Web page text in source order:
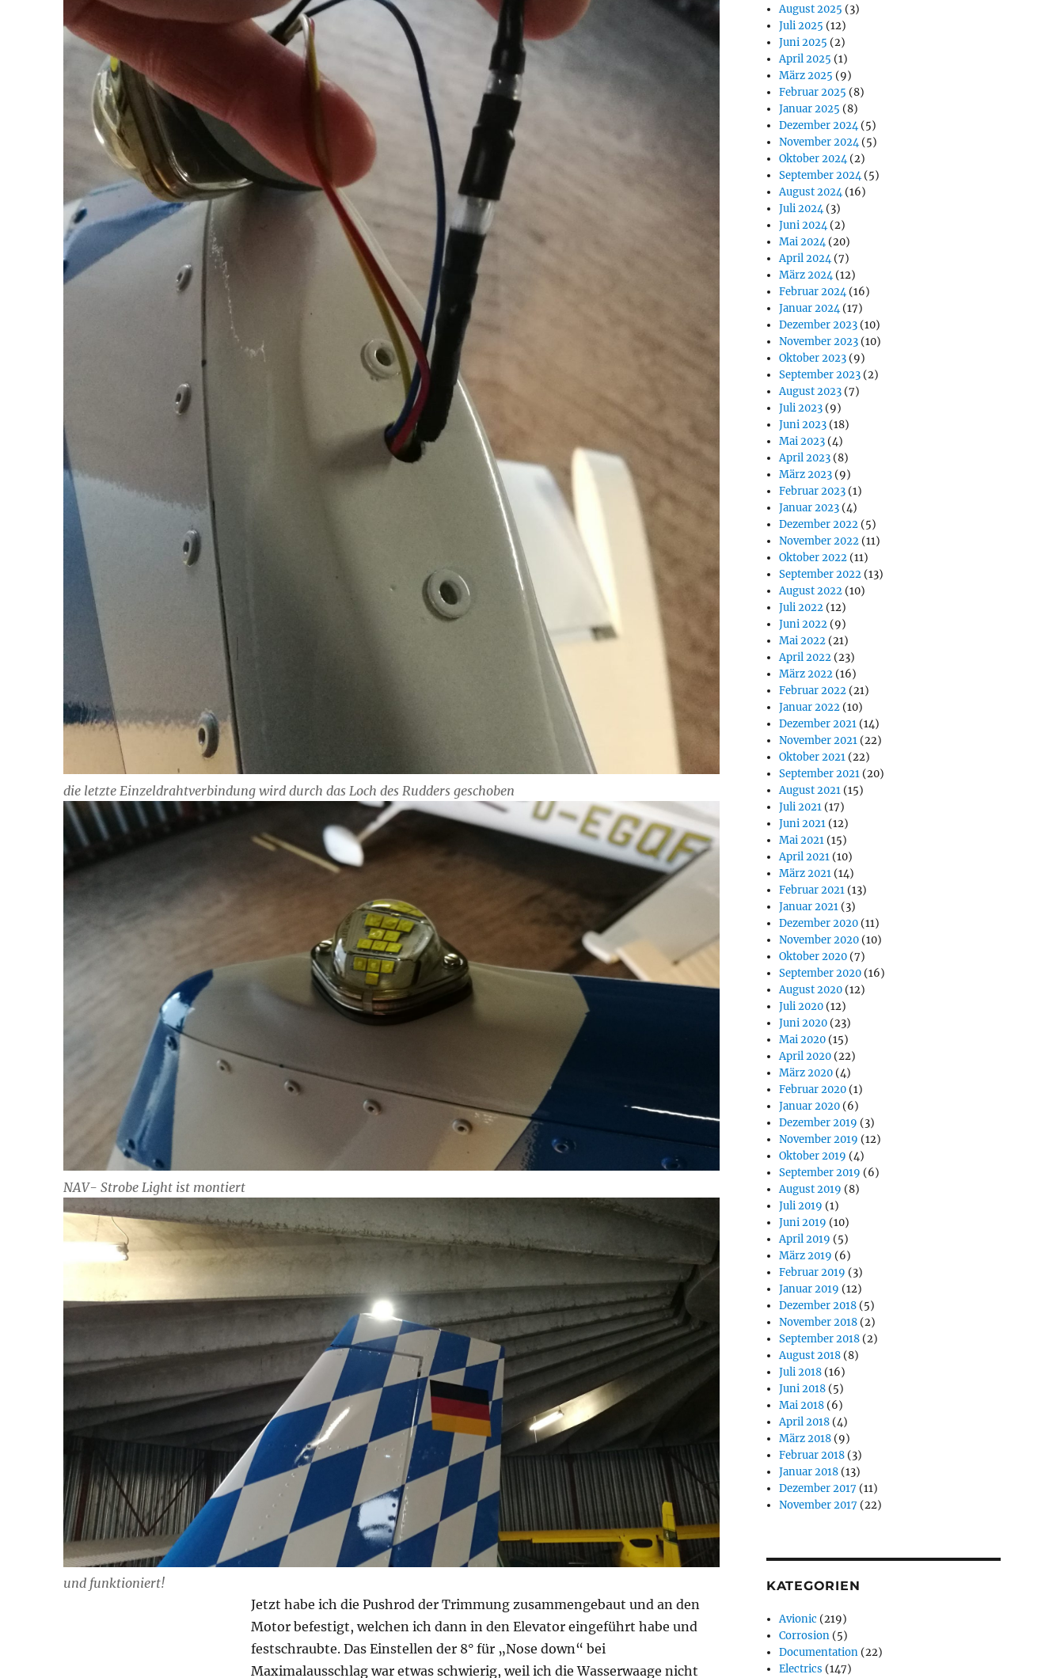
die letzte Einzeldrahtverbindung wird durch das Loch des Rudders geschoben
NAV- Strobe Light ist montiert
und funktioniert!
Jetzt habe ich die Pushrod der Trimmung zusammengebaut und an den
Motor befestigt, welchen ich dann in den Elevator eingeführt habe und
festschraubte. Das Einstellen der 8° für „Nose down“ bei
Maximalausschlag war etwas schwierig, weil ich die Wasserwaage nicht
August 2025 (3)
Juli 2025 (12)
Juni 2025 (2)
April 2025 (1)
März 2025 (9)
Februar 2025 (8)
Januar 2025 (8)
Dezember 2024(5)
November 2024(5)
Oktober 2024(2)
September 2024(5)
August 2024(16)
Juli 2024(3)
Juni 2024(2)
Mai 2024(20)
April 2024(7)
März 2024(12)
Februar 2024(16)
Januar 2024(17)
Dezember 2023 (10)
November 2023 (10)
Oktober 2023 (9)
September 2023 (2)
August 2023 (7)
Juli 2023 (9)
Juni 2023 (18)
Mai 2023 (4)
April 2023 (8)
März 2023 (9)
Februar 2023 (1)
Januar 2023 (4)
Dezember 2022 (5)
November 2022 (11)
Oktober 2022 (11)
September 2022 (13)
August 2022 (10)
Juli 2022 (12)
Juni 2022 (9)
Mai 2022 (21)
April 2022 (23)
März 2022 (16)
Februar 2022 (21)
Januar 2022 (10)
Dezember 2021 (14)
November 2021 (22)
Oktober 2021 (22)
September 2021 (20)
August 2021 (15)
Juli 2021 (17)
Juni 2021 (12)
Mai 2021 (15)
April 2021 (10)
März 2021 (14)
Februar 2021 (13)
Januar 2021 (3)
Dezember 2020 (11)
November 2020 (10)
Oktober 2020 (7)
September 2020 (16)
August 2020 (12)
Juli 2020 (12)
Juni 2020 (23)
Mai 2020 (15)
April 2020 (22)
März 2020 (4)
Februar 2020 (1)
Januar 2020 (6)
Dezember 2019 (3)
November 2019 (12)
Oktober 2019 (4)
September 2019 (6)
August 2019 (8)
Juli 2019 (1)
Juni 2019 (10)
April 2019 (5)
März 2019 (6)
Februar 2019 (3)
Januar 2019 (12)
Dezember 2018 (5)
November 2018 (2)
September 2018 (2)
August 2018 (8)
Juli 2018 (16)
Juni 2018 (5)
Mai 2018 (6)
April 2018 (4)
März 2018 (9)
Februar 2018 (3)
Januar 2018 (13)
Dezember 2017 (11)
November 2017 (22)
KATEGORIEN
Avionic (219)
Corrosion (5)
Documentation (22)
Electrics (147)